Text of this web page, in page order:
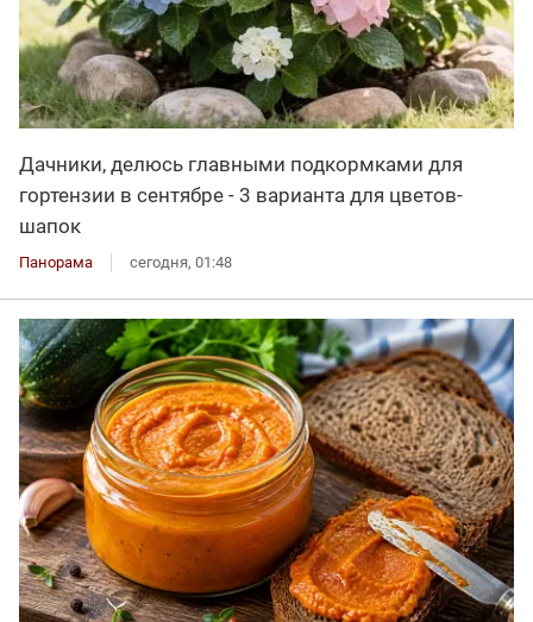
Дачники, делюсь главными подкормками для
гортензии в сентябре - 3 варианта для цветов-
шапок
Панорама сегодня, 01:48